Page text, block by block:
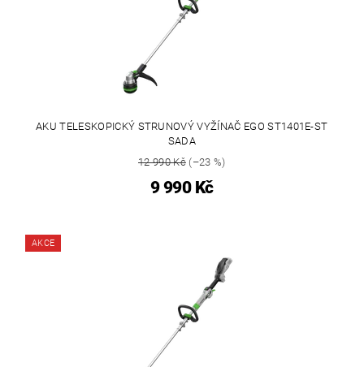
AKU TELESKOPICKÝ STRUNOVÝ VYŽÍNAČ EGO ST1401E-ST
SADA
12 990 Kč(–23 %)
9 990 Kč
AKCE